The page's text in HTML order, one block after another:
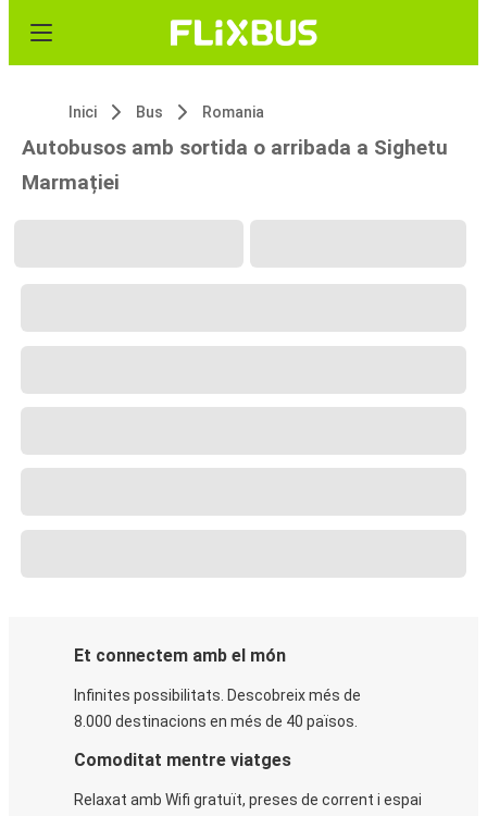
Inici Bus Romania
Autobusos amb sortida o arribada a Sighetu
Marmației
Et connectem amb el món
Infinites possibilitats. Descobreix més de
8.000 destinacions en més de 40 països.
Comoditat mentre viatges
Relaxat amb Wifi gratuït, preses de corrent i espai